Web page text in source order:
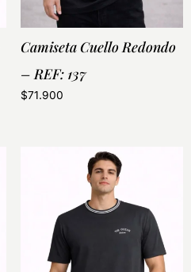
Camiseta Cuello Redondo
– REF: 137
$71.900